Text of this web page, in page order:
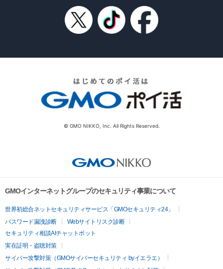
© GMO NIKKO, Inc. All Rights Reserved.
GMOインターネットグループのセキュリティ事業について
世界初総合ネットセキュリティサービス「GMOセキュリティ24」
パスワード漏洩診断
Webサイトリスク診断
セキュリティ相談AIチャットボット
実在証明・盗聴対策
サイバー攻撃対策（GMOサイバーセキュリティ byイエラエ）